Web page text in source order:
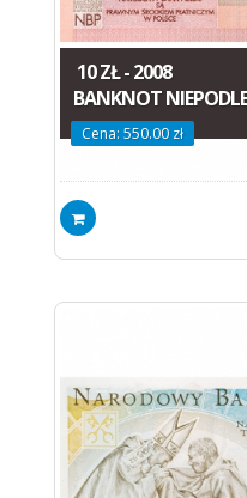
10 ZŁ - 2008
BANKNOT
Cena: 550.00 zł